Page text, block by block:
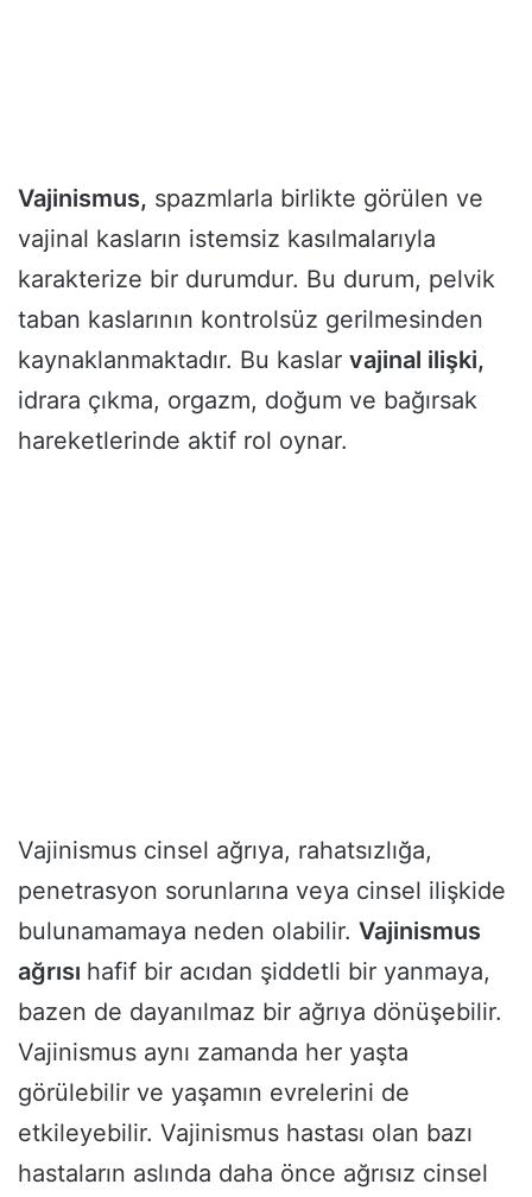
Vajinismus, spazmlarla birlikte görülen ve
vajinal kasların istemsiz kasılmalarıyla
karakterize bir durumdur. Bu durum, pelvik
taban kaslarının kontrolsüz gerilmesinden
kaynaklanmaktadır. Bu kaslar vajinal ilişki,
idrara çıkma, orgazm, doğum ve bağırsak
hareketlerinde aktif rol oynar.
Vajinismus cinsel ağrıya, rahatsızlığa,
penetrasyon sorunlarına veya cinsel ilişkide
bulunamamaya neden olabilir. Vajinismus
ağrısı hafif bir acıdan şiddetli bir yanmaya,
bazen de dayanılmaz bir ağrıya dönüşebilir.
Vajinismus aynı zamanda her yaşta
görülebilir ve yaşamın evrelerini de
etkileyebilir. Vajinismus hastası olan bazı
hastaların aslında daha önce ağrısız cinsel